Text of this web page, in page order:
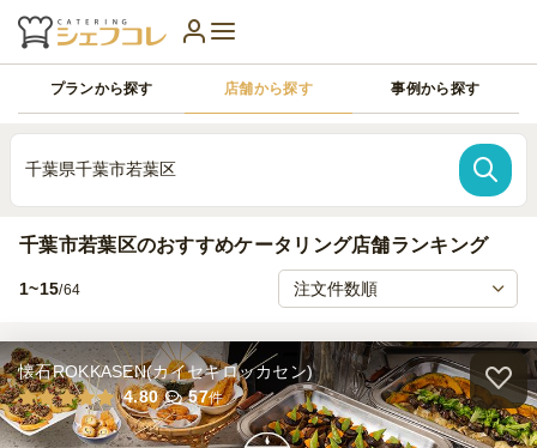
プランから探す 店舗から探す 事例から探す
千葉県千葉市若葉区
千葉市若葉区のおすすめケータリング店舗ランキング
1~15/64
懐石ROKKASEN(カイセキロッカセン)
4.80
57件